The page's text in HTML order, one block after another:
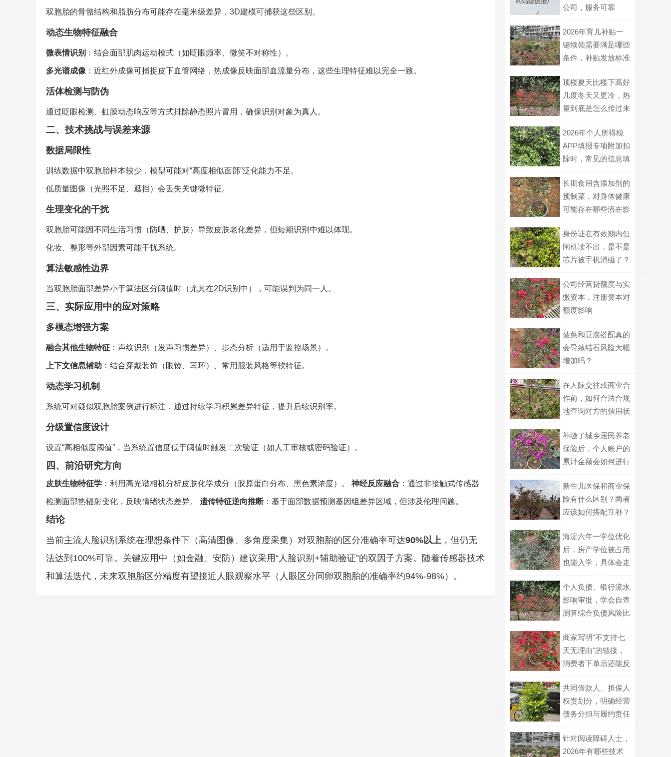
双胞胎的骨骼结构和脂肪分布可能存在毫米级差异，3D建模可捕获这些区别。
动态生物特征融合
微表情识别 ：结合面部肌肉运动模式（如眨眼频率、微笑不对称性）。
多光谱成像 ：近红外成像可捕捉皮下血管网络，热成像反映面部血流量分布，这些生理特征难以完全一致。
活体检测与防伪
通过眨眼检测、虹膜动态响应等方式排除静态照片冒用，确保识别对象为真人。
二、技术挑战与误差来源
数据局限性
训练数据中双胞胎样本较少，模型可能对“高度相似面部”泛化能力不足。
低质量图像（光照不足、遮挡）会丢失关键微特征。
生理变化的干扰
双胞胎可能因不同生活习惯（防晒、护肤）导致皮肤老化差异，但短期识别中难以体现。
化妆、整形等外部因素可能干扰系统。
算法敏感性边界
当双胞胎面部差异小于算法区分阈值时（尤其在2D识别中），可能误判为同一人。
三、实际应用中的应对策略
多模态增强方案
融合其他生物特征 ：声纹识别（发声习惯差异）、步态分析（适用于监控场景）。
上下文信息辅助 ：结合穿戴装饰（眼镜、耳环）、常用服装风格等软特征。
动态学习机制
系统可对疑似双胞胎案例进行标注，通过持续学习积累差异特征，提升后续识别率。
分级置信度设计
设置“高相似度阈值”，当系统置信度低于阈值时触发二次验证（如人工审核或密码验证）。
四、前沿研究方向
皮肤生物特征学 ：利用高光谱相机分析皮肤化学成分（胶原蛋白分布、黑色素浓度）。 神经反应融合 ：通过非接触式传感器
检测面部热辐射变化，反映情绪状态差异。 遗传特征逆向推断 ：基于面部数据预测基因组差异区域，但涉及伦理问题。
结论
当前主流人脸识别系统在理想条件下（高清图像、多角度采集）对双胞胎的区分准确率可达90%以上 ，但仍无
法达到100%可靠。关键应用中（如金融、安防）建议采用“人脸识别+辅助验证”的双因子方案。随着传感器技术
和算法迭代，未来双胞胎区分精度有望接近人眼观察水平（人眼区分同卵双胞胎的准确率约94%-98%）。
公司，服务可靠
2026年育儿补贴一
键续领需要满足哪些
条件，补贴发放标准
顶楼夏天比楼下高好
几度冬天又更冷，热
量到底是怎么传过来
2026年个人所得税
APP填报专项附加扣
除时，常见的信息填
免？
长期食用含添加剂的
预制菜，对身体健康
可能存在哪些潜在影
身份证在有效期内但
闸机读不出，是不是
芯片被手机消磁了？
公司经营贷额度与实
缴资本，注册资本对
额度影响
菠菜和豆腐搭配真的
会导致结石风险大幅
增加吗？
在人际交往或商业合
作前，如何合法合规
地查询对方的信用状
补缴了城乡居民养老
保险后，个人账户的
累计金额会如何进行
新生儿医保和商业保
险有什么区别？两者
应该如何搭配互补？
海淀六年一学位优化
后，房产学位被占用
也能入学，具体会走
个人负债、银行流水
影响审批，学会自查
测算综合负债风险比
商家写明"不支持七
天无理由"的链接，
消费者下单后还能反
共同借款人、担保人
权责划分，明确经营
债务分担与履约责任
针对阅读障碍人士，
2026年有哪些技术